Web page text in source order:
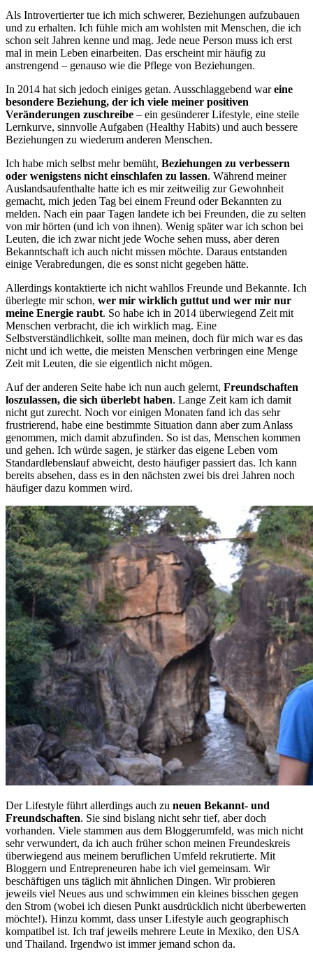
Als Introvertierter tue ich mich schwerer, Beziehungen aufzubauen
und zu erhalten. Ich fühle mich am wohlsten mit Menschen, die ich
schon seit Jahren kenne und mag. Jede neue Person muss ich erst
mal in mein Leben einarbeiten. Das erscheint mir häufig zu
anstrengend – genauso wie die Pflege von Beziehungen.
In 2014 hat sich jedoch einiges getan. Ausschlaggebend wareine
besondere Beziehung, der ich viele meiner positiven
Veränderungen zuschreibe – ein gesünderer Lifestyle, eine steile
Lernkurve, sinnvolle Aufgaben (Healthy Habits) und auch bessere
Beziehungen zu wiederum anderen Menschen.
Ich habe mich selbst mehr bemüht, Beziehungen zu verbessern
oder wenigstens nicht einschlafen zu lassen. Während meiner
Auslandsaufenthalte hatte ich es mir zeitweilig zur Gewohnheit
gemacht, mich jeden Tag bei einem Freund oder Bekannten zu
melden. Nach ein paar Tagen landete ich bei Freunden, die zu selten
von mir hörten (und ich von ihnen). Wenig später war ich schon bei
Leuten, die ich zwar nicht jede Woche sehen muss, aber deren
Bekanntschaft ich auch nicht missen möchte. Daraus entstanden
einige Verabredungen, die es sonst nicht gegeben hätte.
Allerdings kontaktierte ich nicht wahllos Freunde und Bekannte. Ich
überlegte mir schon, wer mir wirklich guttut und wer mir nur
meine Energie raubt. So habe ich in 2014 überwiegend Zeit mit
Menschen verbracht, die ich wirklich mag. Eine
Selbstverständlichkeit, sollte man meinen, doch für mich war es das
nicht und ich wette, die meisten Menschen verbringen eine Menge
Zeit mit Leuten, die sie eigentlich nicht mögen.
Auf der anderen Seite habe ich nun auch gelernt, Freundschaften
loszulassen, die sich überlebt haben. Lange Zeit kam ich damit
nicht gut zurecht. Noch vor einigen Monaten fand ich das sehr
frustrierend, habe eine bestimmte Situation dann aber zum Anlass
genommen, mich damit abzufinden. So ist das, Menschen kommen
und gehen. Ich würde sagen, je stärker das eigene Leben vom
Standardlebenslauf abweicht, desto häufiger passiert das. Ich kann
bereits absehen, dass es in den nächsten zwei bis drei Jahren noch
häufiger dazu kommen wird.
Der Lifestyle führt allerdings auch zu neuen Bekannt- und
Freundschaften. Sie sind bislang nicht sehr tief, aber doch
vorhanden. Viele stammen aus dem Bloggerumfeld, was mich nicht
sehr verwundert, da ich auch früher schon meinen Freundeskreis
überwiegend aus meinem beruflichen Umfeld rekrutierte. Mit
Bloggern und Entrepreneuren habe ich viel gemeinsam. Wir
beschäftigen uns täglich mit ähnlichen Dingen. Wir probieren
jeweils viel Neues aus und schwimmen ein kleines bisschen gegen
den Strom (wobei ich diesen Punkt ausdrücklich nicht überbewerten
möchte!). Hinzu kommt, dass unser Lifestyle auch geographisch
kompatibel ist. Ich traf jeweils mehrere Leute in Mexiko, den USA
und Thailand. Irgendwo ist immer jemand schon da.